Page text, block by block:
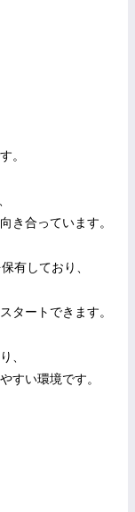
。
き合っています。
有しており、
タートできます。
、
すい環境です。